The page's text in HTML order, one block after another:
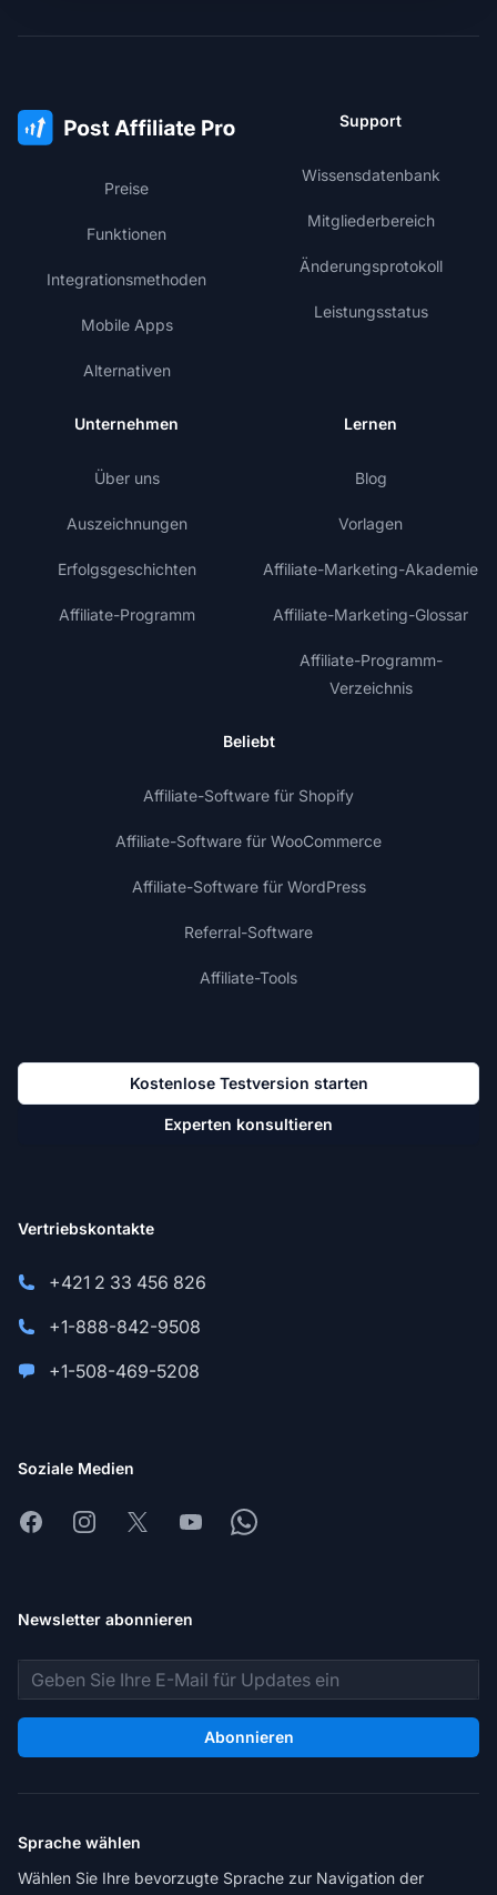
Preise
Funktionen
Integrationsmethoden
Mobile Apps
Alternativen
Support
Wissensdatenbank
Mitgliederbereich
Änderungsprotokoll
Leistungsstatus
Unternehmen
Über uns
Auszeichnungen
Erfolgsgeschichten
Affiliate-Programm
Lernen
Blog
Vorlagen
Affiliate-Marketing-Akademie
Affiliate-Marketing-Glossar
Affiliate-Programm-
Verzeichnis
Beliebt
Affiliate-Software für Shopify
Affiliate-Software für WooCommerce
Affiliate-Software für WordPress
Referral-Software
Affiliate-Tools
Kostenlose Testversion starten
Experten konsultieren
Vertriebskontakte
+421 2 33 456 826
+1-888-842-9508
+1-508-469-5208
Soziale Medien
FacebookInstagram
X YoutubeWhatsapp
Newsletter abonnieren
E-Mail-Adresse
Abonnieren
Sprache wählen
Wählen Sie Ihre bevorzugte Sprache zur Navigation der